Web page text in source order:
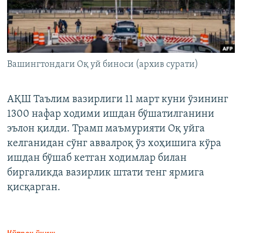
Вашингтондаги Оқ уй биноси (архив сурати)
АҚШ Таълим вазирлиги 11 март куни ўзининг
1300 нафар ходими ишдан бўшатилганини
эълон қилди. Трамп маъмурияти Оқ уйга
келганидан сўнг аввалроқ ўз хоҳишига кўра
ишдан бўшаб кетган ходимлар билан
биргаликда вазирлик штати тенг ярмига
қисқарган.